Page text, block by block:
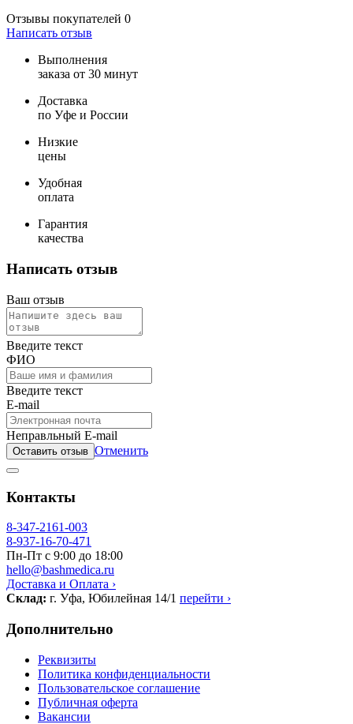
Отзывы покупателей 0
Написать отзыв
Выполнения
заказа от 30 минут
Доставка
по Уфе и России
Низкие
цены
Удобная
оплата
Гарантия
качества
Написать отзыв
Ваш отзыв
Введите текст
ФИО
Введите текст
E-mail
Неправльный E-mail
Оставить отзыв Отменить
Контакты
8-347-2161-003
8-937-16-70-471
Пн-Пт с 9:00 до 18:00
hello@bashmedica.ru
Доставка и Оплата ›
Склад: г. Уфа, Юбилейная 14/1 перейти ›
Дополнительно
Реквизиты
Политика конфиденциальности
Пользовательское соглашение
Публичная оферта
Вакансии